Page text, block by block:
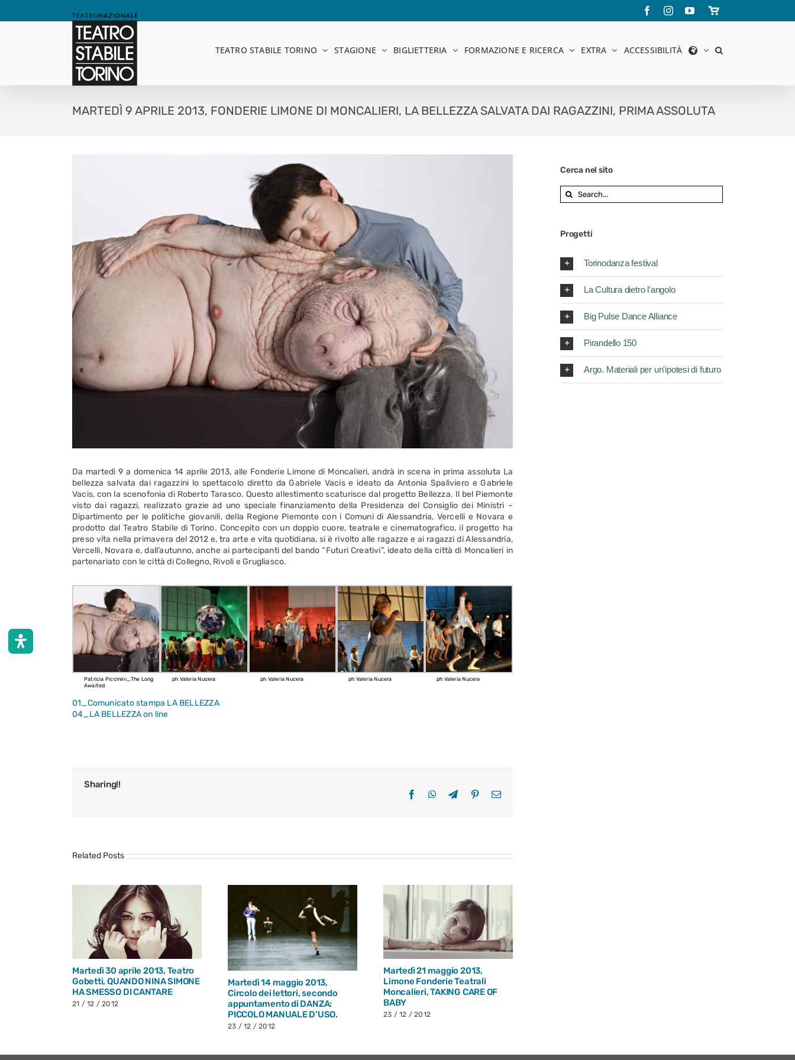
FacebookInstagramYouTube
Store
online
TEATRO STABILE TORINO STAGIONE BIGLIETTERIA FORMAZIONE E RICERCA EXTRA ACCESSIBILITÀ
MARTEDÌ 9 APRILE 2013, FONDERIE LIMONE DI MONCALIERI, LA BELLEZZA SALVATA DAI RAGAZZINI, PRIMA ASSOLUTA
Da martedì 9 a domenica 14 aprile 2013, alle Fonderie Limone di Moncalieri, andrà in scena in prima assoluta La
bellezza salvata dai ragazzini lo spettacolo diretto da Gabriele Vacis e ideato da Antonia Spaliviero e Gabriele
Vacis, con la scenofonia di Roberto Tarasco. Questo allestimento scaturisce dal progetto Bellezza. Il bel Piemonte
visto dai ragazzi, realizzato grazie ad uno speciale finanziamento della Presidenza del Consiglio dei Ministri –
Dipartimento per le politiche giovanili, della Regione Piemonte con i Comuni di Alessandria, Vercelli e Novara e
prodotto dal Teatro Stabile di Torino. Concepito con un doppio cuore, teatrale e cinematografico, il progetto ha
preso vita nella primavera del 2012 e, tra arte e vita quotidiana, si è rivolto alle ragazze e ai ragazzi di Alessandria,
Vercelli, Novara e, dall’autunno, anche ai partecipanti del bando “Futuri Creativi”, ideato della città di Moncalieri in
partenariato con le città di Collegno, Rivoli e Grugliasco.
Patricia Piccinini_The Long
Awaited
ph Valeria Nucera ph Valeria Nucera ph Valeria Nucera ph Valeria Nucera
01_Comunicato stampa LA BELLEZZA
04_LA BELLEZZA on line
Sharing!!
FacebookWhatsApp
TelegramPinterestEmail
Related Posts
Martedì 30 aprile 2013, Teatro
Gobetti, QUANDO NINA SIMONE
HA SMESSO DI CANTARE
21 / 12 / 2012
Martedì 14 maggio 2013,
Circolo dei lettori, secondo
appuntamento di DANZA:
PICCOLO MANUALE D’USO.
23 / 12 / 2012
Martedì 21 maggio 2013,
Limone Fonderie Teatrali
Moncalieri, TAKING CARE OF
BABY
23 / 12 / 2012
Cerca nel sito
Search
for:
Progetti
Torinodanza festival
La Cultura dietro l'angolo
Big Pulse Dance Alliance
Pirandello 150
Argo. Materiali per un'ipotesi di futuro